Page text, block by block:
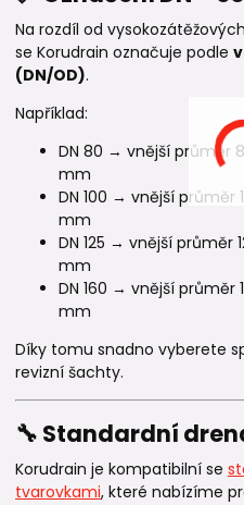
Na rozdíl od
se Korudrain označuje podle
(DN/OD).
Například:
DN 80 → vnější průměr
mm
DN 100 → vnější průměr
mm
DN 125 → vnější průměr
mm
DN 160 → vnější průměr
mm
Díky tomu snadno vyberete
revizní šachty.
🔧 Standardní
Korudrain je kompatibilní se
tvarovkami, které nabízíme